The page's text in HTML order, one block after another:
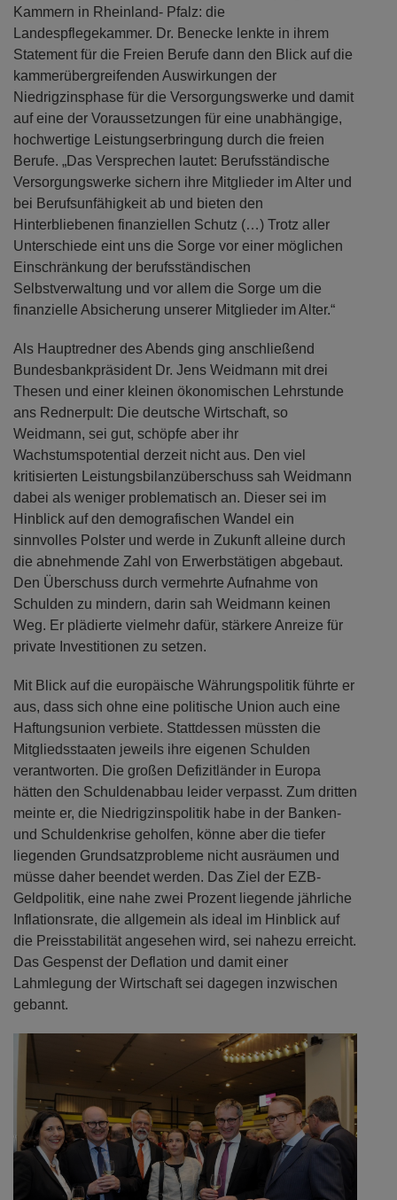
Kammern in Rheinland- Pfalz: die
Landespflegekammer. Dr. Benecke lenkte in ihrem
Statement für die Freien Berufe dann den Blick auf die
kammerübergreifenden Auswirkungen der
Niedrigzinsphase für die Versorgungswerke und damit
auf eine der Voraussetzungen für eine unabhängige,
hochwertige Leistungserbringung durch die freien
Berufe. „Das Versprechen lautet: Berufsständische
Versorgungswerke sichern ihre Mitglieder im Alter und
bei Berufsunfähigkeit ab und bieten den
Hinterbliebenen finanziellen Schutz (…) Trotz aller
Unterschiede eint uns die Sorge vor einer möglichen
Einschränkung der berufsständischen
Selbstverwaltung und vor allem die Sorge um die
finanzielle Absicherung unserer Mitglieder im Alter.“
Als Hauptredner des Abends ging anschließend
Bundesbankpräsident Dr. Jens Weidmann mit drei
Thesen und einer kleinen ökonomischen Lehrstunde
ans Rednerpult: Die deutsche Wirtschaft, so
Weidmann, sei gut, schöpfe aber ihr
Wachstumspotential derzeit nicht aus. Den viel
kritisierten Leistungsbilanzüberschuss sah Weidmann
dabei als weniger problematisch an. Dieser sei im
Hinblick auf den demografischen Wandel ein
sinnvolles Polster und werde in Zukunft alleine durch
die abnehmende Zahl von Erwerbstätigen abgebaut.
Den Überschuss durch vermehrte Aufnahme von
Schulden zu mindern, darin sah Weidmann keinen
Weg. Er plädierte vielmehr dafür, stärkere Anreize für
private Investitionen zu setzen.
Mit Blick auf die europäische Währungspolitik führte er
aus, dass sich ohne eine politische Union auch eine
Haftungsunion verbiete. Stattdessen müssten die
Mitgliedsstaaten jeweils ihre eigenen Schulden
verantworten. Die großen Defizitländer in Europa
hätten den Schuldenabbau leider verpasst. Zum dritten
meinte er, die Niedrigzinspolitik habe in der Banken-
und Schuldenkrise geholfen, könne aber die tiefer
liegenden Grundsatzprobleme nicht ausräumen und
müsse daher beendet werden. Das Ziel der EZB-
Geldpolitik, eine nahe zwei Prozent liegende jährliche
Inflationsrate, die allgemein als ideal im Hinblick auf
die Preisstabilität angesehen wird, sei nahezu erreicht.
Das Gespenst der Deflation und damit einer
Lahmlegung der Wirtschaft sei dagegen inzwischen
gebannt.
Previous Next